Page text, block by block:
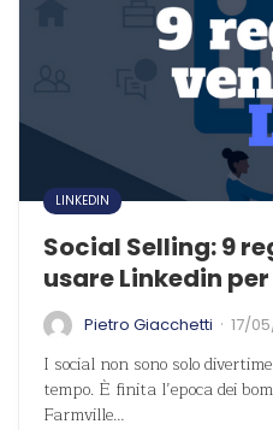
LINKEDIN
Social Selling: 9
usare Linkedin
Pietro Giacchetti · 17/
I social non sono solo
tempo. È finita l’epoca dei
Farmville…